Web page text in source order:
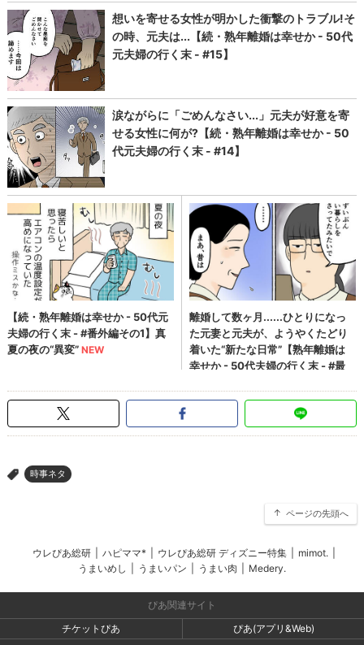
> 時事ネタ
ページの先頭へ
ウレぴあ総研 ハピママ* ウレぴあ総研 ディズニー特集 mimot.
うまいめし
うまいパン うまい肉 Medery.
ぴあ関連サイト
チケットぴあ
ぴあ(アプリ&Web)